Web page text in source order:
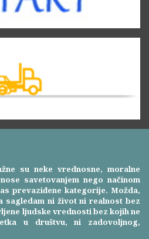
su neke vrednosne, moralne
savetovanjem nego načinom
prevaziđene kategorije. Možda,
sagledam ni život ni realnost bez
ljudske vrednosti bez kojih ne
u društvu, ni zadovoljnog,